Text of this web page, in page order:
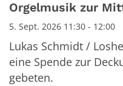
Orgelmusik zur
5. Sept. 2026 11:30 - 12:00
Lukas Schmidt /
eine Spende zur
gebeten.